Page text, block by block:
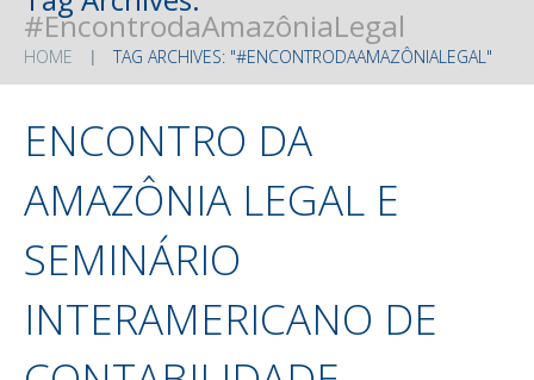
#EncontrodaAmazôniaLegal
HOME TAG ARCHIVES: "#ENCONTRODAAMAZÔNIALEGAL"
ENCONTRO DA
AMAZÔNIA LEGAL E
SEMINÁRIO
INTERAMERICANO DE